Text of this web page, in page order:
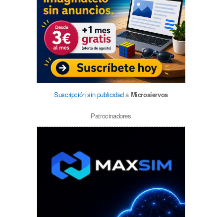
Suscripción sin publicidada Microsiervos
Patrocinadores